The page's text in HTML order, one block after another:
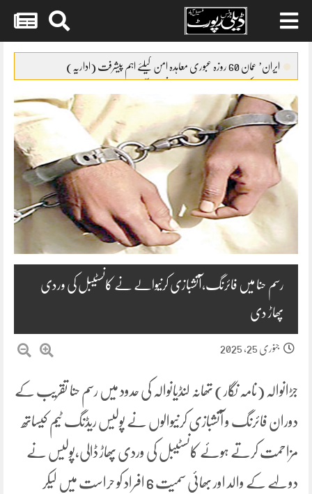
contentایران’ عمان 60 روزہ عبوری معاہدہ امن کیلئے اہم پیشرفت (اداریہ)
پیشرفت کا جائزہ
ایس ایس سی امتحانات 2026ء کا شیڈول جاری
پنشن فنڈز کی سرمایہ کاری سے خزانے کو نقصان پہنچانے کے معاملے کی
انکوائری شروع
گندم آٹے کا بحران تیل سے بھی بڑا ہو چکا ہے
رسم حنا میں فائرنگ،آتشبازی کرنیوالے نے کانسٹیبل کی وردی
پھاڑ دی
جنوری 25, 2025
جڑانوالہ (نامہ نگار) تھانہ لنڈیانوالہ کی حدود میں رسم حنا تقریب کے
دوران فائرنگ و آتشبازی کرنیوالوں نے پولیس ریڈنگ ٹیم کیساتھ
مزاحمت کرتے ہوئے کانسٹیبل کی وردی پھاڑ ڈالی،پولیس نے
دولہے کے والد اور بھائی سمیت 6 افراد کو حراست میں لیکر